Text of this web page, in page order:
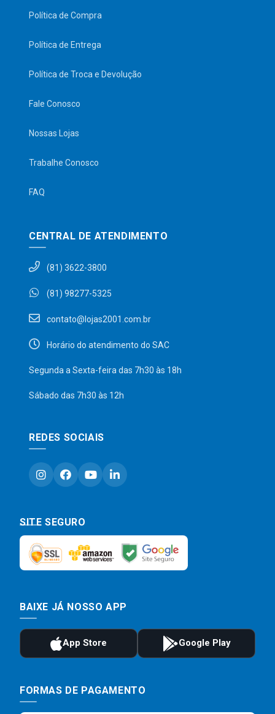
Política de Compra
Política de Entrega
Política de Troca e Devolução
Fale Conosco
Nossas Lojas
Trabalhe Conosco
FAQ
CENTRAL DE ATENDIMENTO
(81) 3622-3800
(81) 98277-5325
contato@lojas2001.com.br
Horário do atendimento do SAC
Segunda a Sexta-feira das 7h30 às 18h
Sábado das 7h30 às 12h
REDES SOCIAIS
SITE SEGURO
BAIXE JÁ NOSSO APP
FORMAS DE PAGAMENTO